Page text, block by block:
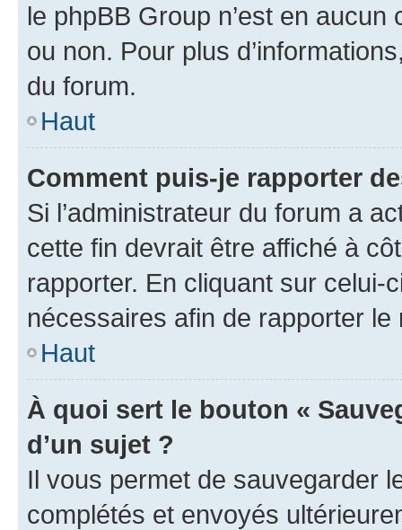
le phpBB Group n’est en
ou non. Pour plus
du forum.
Haut
Comment puis-je rapporter
Si l’administrateur du forum a
cette fin devrait être affiché à
rapporter. En cliquant sur
nécessaires afin de rapporter le
Haut
À quoi sert le bouton «
d’un sujet ?
Il vous permet de sauvegarder
complétés et envoyés